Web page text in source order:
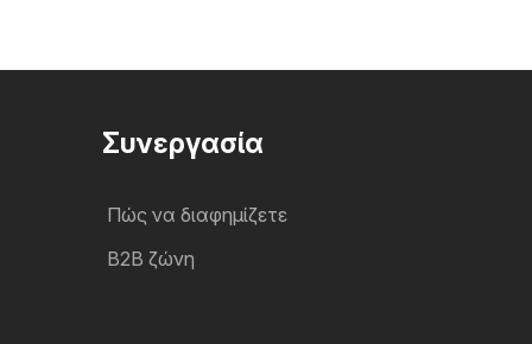
Συνεργασία
Πώς να διαφημίζετε
B2B ζώνη